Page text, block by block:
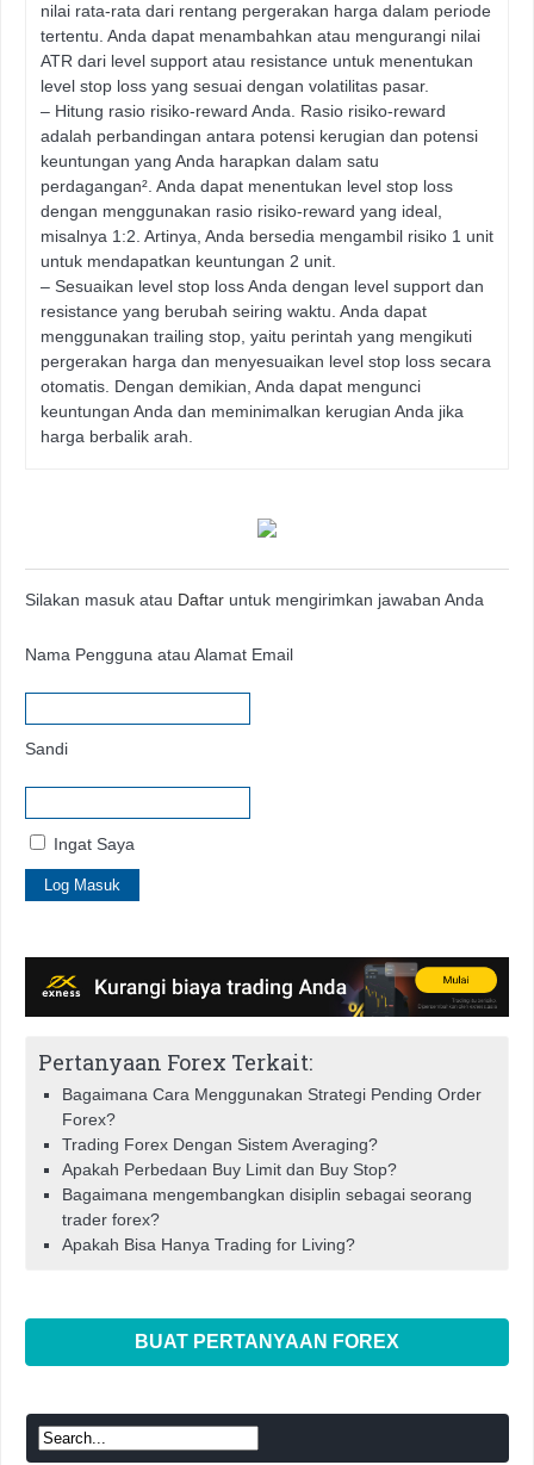
nilai rata-rata dari rentang pergerakan harga dalam periode
tertentu. Anda dapat menambahkan atau mengurangi nilai
ATR dari level support atau resistance untuk menentukan
level stop loss yang sesuai dengan volatilitas pasar.
– Hitung rasio risiko-reward Anda. Rasio risiko-reward
adalah perbandingan antara potensi kerugian dan potensi
keuntungan yang Anda harapkan dalam satu
perdagangan². Anda dapat menentukan level stop loss
dengan menggunakan rasio risiko-reward yang ideal,
misalnya 1:2. Artinya, Anda bersedia mengambil risiko 1 unit
untuk mendapatkan keuntungan 2 unit.
– Sesuaikan level stop loss Anda dengan level support dan
resistance yang berubah seiring waktu. Anda dapat
menggunakan trailing stop, yaitu perintah yang mengikuti
pergerakan harga dan menyesuaikan level stop loss secara
otomatis. Dengan demikian, Anda dapat mengunci
keuntungan Anda dan meminimalkan kerugian Anda jika
harga berbalik arah.
Silakan masuk atau Daftar untuk mengirimkan jawaban Anda
Nama Pengguna atau Alamat Email
Sandi
Ingat Saya
Pertanyaan Forex Terkait:
Bagaimana Cara Menggunakan Strategi Pending Order
Forex?
Trading Forex Dengan Sistem Averaging?
Apakah Perbedaan Buy Limit dan Buy Stop?
Bagaimana mengembangkan disiplin sebagai seorang
trader forex?
Apakah Bisa Hanya Trading for Living?
BUAT PERTANYAAN FOREX